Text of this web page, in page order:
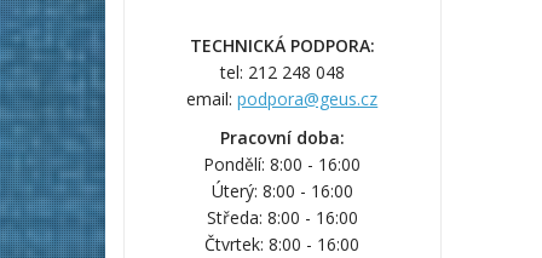
TECHNICKÁ PODPORA:
tel: 212 248 048
email:podpora@geus.cz
Pracovní doba:
Pondělí: 8:00 - 16:00
Úterý: 8:00 - 16:00
Středa: 8:00 - 16:00
Čtvrtek: 8:00 - 16:00